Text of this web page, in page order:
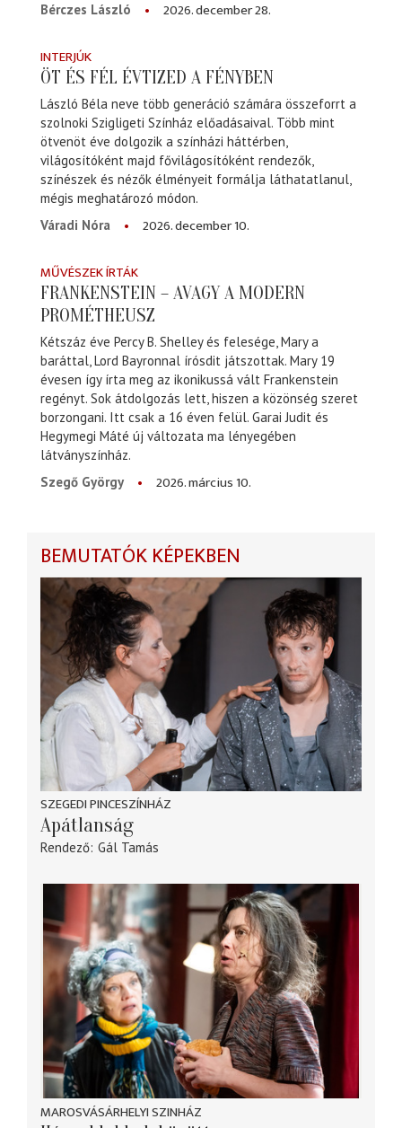
Bérczes László 2026. december 28.
INTERJÚK
ÖT ÉS FÉL ÉVTIZED A FÉNYBEN
László Béla neve több generáció számára összeforrt a
szolnoki Szigligeti Színház előadásaival. Több mint
ötvenöt éve dolgozik a színházi háttérben,
világosítóként majd fővilágosítóként rendezők,
színészek és nézők élményeit formálja láthatatlanul,
mégis meghatározó módon.
Váradi Nóra
2026. december 10.
MŰVÉSZEK ÍRTÁK
FRANKENSTEIN – AVAGY A MODERN
PROMÉTHEUSZ
Kétszáz éve Percy B. Shelley és felesége, Mary a
baráttal, Lord Bayronnal írósdit játszottak. Mary 19
évesen így írta meg az ikonikussá vált Frankenstein
regényt. Sok átdolgozás lett, hiszen a közönség szeret
borzongani. Itt csak a 16 éven felül. Garai Judit és
Hegymegi Máté új változata ma lényegében
látványszínház.
Szegő György
2026. március 10.
BEMUTATÓK KÉPEKBEN
SZEGEDI PINCESZÍNHÁZ
Apátlanság
Rendező Gál Tamás
MAROSVÁSÁRHELYI SZINHÁZ